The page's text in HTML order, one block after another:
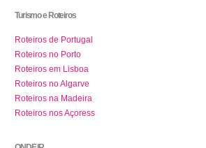
Turismo e Roteiros
Roteiros de Portugal
Roteiros no Porto
Roteiros em Lisboa
Roteiros no Algarve
Roteiros na Madeira
Roteiros nos Açoress